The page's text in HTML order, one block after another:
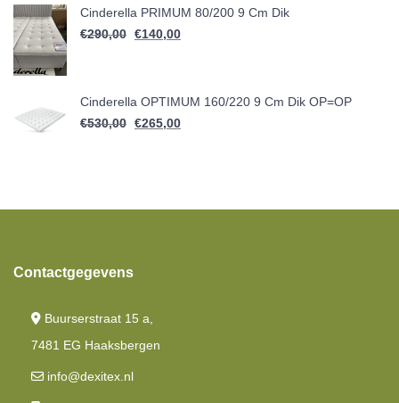
Cinderella PRIMUM 80/200 9 Cm Dik
€290,00 Oorspronkelijke prijs was: €290,00.
€140,00
Cinderella OPTIMUM 160/220 9 Cm Dik OP=OP
€530,00 Oorspronkelijke prijs was: €530,00.
€265,00
Contactgegevens
Buurserstraat 15 a,
7481 EG Haaksbergen
info@dexitex.nl